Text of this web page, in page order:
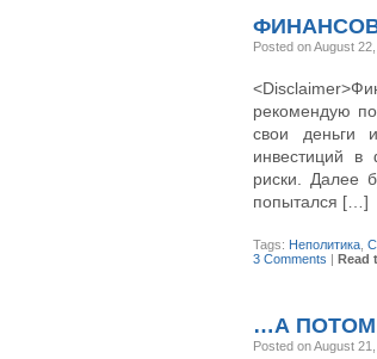
Posted on August
рекомендую
свои деньги
инвестиций
риски. Далее
попытался […]
Tags: Неполитика
3 Comments | Read
…А
Posted on August